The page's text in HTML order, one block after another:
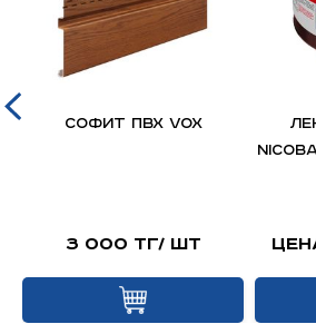
Софит ПВХ VOX
3 000 тг/ шт